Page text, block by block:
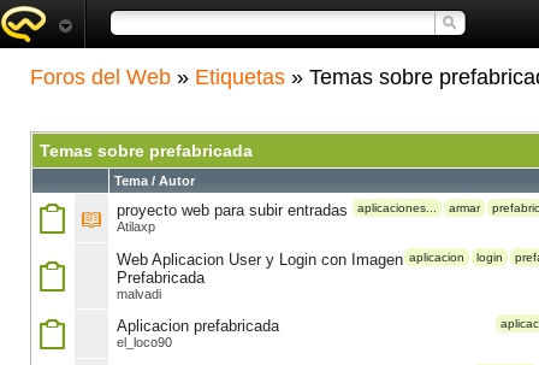
Foros del Web » Etiquetas » Temas sobre
Temas sobre prefabricada
Tema / Autor
aplicaciones... armar
proyecto web para subir entradas
Atilaxp
aplicacion login
Web Aplicacion User y Login con Imagen
Prefabricada
malvadi
Aplicacion prefabricada
el_loco90